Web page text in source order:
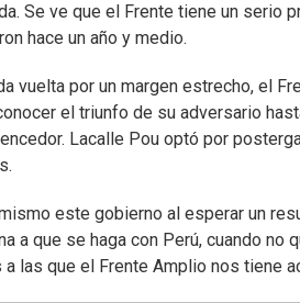
Se ve que el Frente tiene un serio
hace un año y medio.
vuelta por un margen estrecho, el
el triunfo de su adversario
Lacalle Pou optó por
este gobierno al esperar un
a que se haga con Perú, cuando no
las que el Frente Amplio nos tiene